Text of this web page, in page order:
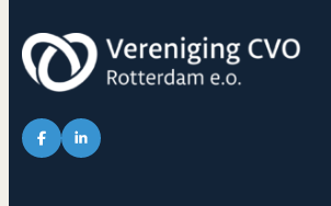
Link naar Facebook pagina van CVO
Link naar LinkedIn pagina van CVO